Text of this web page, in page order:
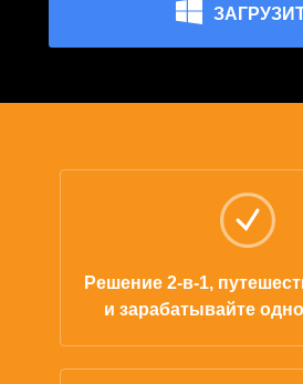
Решение 2-в-1,
и зарабатывайте